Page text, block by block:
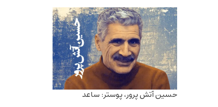
حسین آتش پرور، پوستر: ساعد